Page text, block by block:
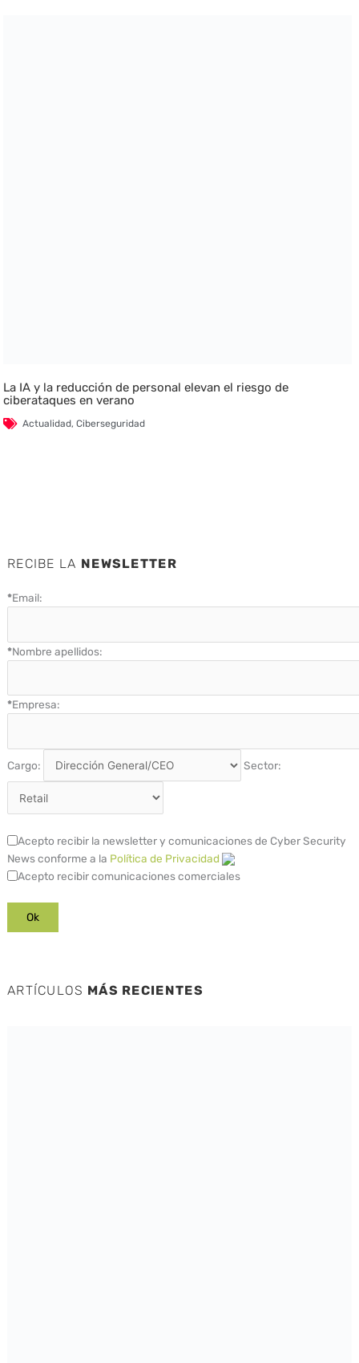
La IA y la reducción de personal elevan el riesgo de
ciberataques en verano
Actualidad,Ciberseguridad
RECIBE LA NEWSLETTER
*Email:
*Nombre apellidos:
*Empresa:
Cargo: Sector:
Acepto recibir la newsletter y comunicaciones de Cyber Security
News conforme a la Política de Privacidad
Acepto recibir comunicaciones comerciales
ARTÍCULOS MÁS RECIENTES